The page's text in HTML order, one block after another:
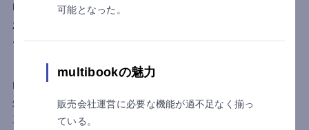
multibook導入で「経理工数を3分の1」に削減。
わずか3ヶ月、バックオフィス2名体制で基幹シス
テムを刷新し、会計の内製化を実現
タイをはじめ海外取引を多く抱える産業機械の専門商社、日本
ECOTS株式会社。同社のバックオフィスでは、販売管理と会計
処理をそれぞれ別のシステムで運用しており、二重入力による
工数の増加や数値の分散管理による非効率が長年の課題となっ
可能となった。
multibookの魅力
販売会社運営に必要な機能が過不足なく揃っ
ている。